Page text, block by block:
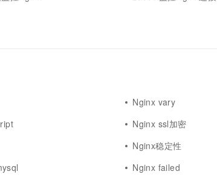
Nginx vary
Nginx ssl加密
Nginx稳定性
Nginx failed